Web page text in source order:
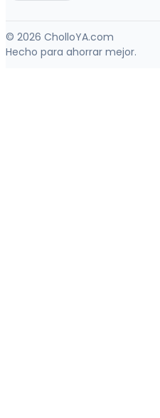
© 2026 CholloYA.com
Hecho para ahorrar mejor.